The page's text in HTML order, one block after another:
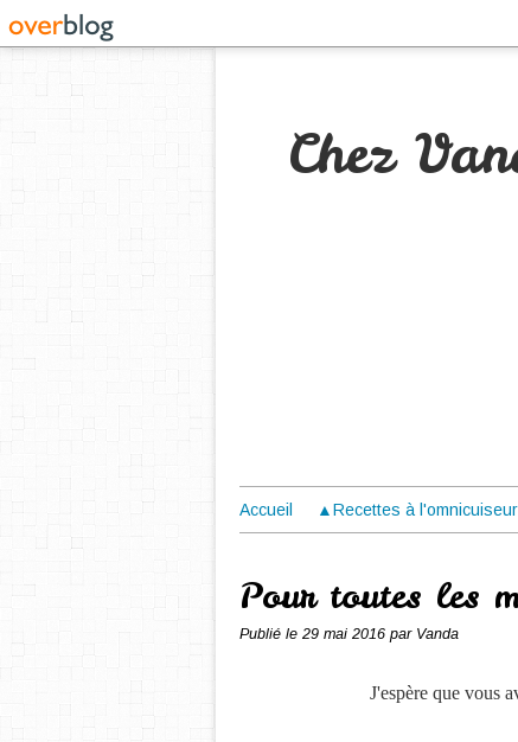
Chez
Accueil ▲Recettes à
Pour toutes les
Publié le 29 mai 2016 par Vanda
J'espère que vous